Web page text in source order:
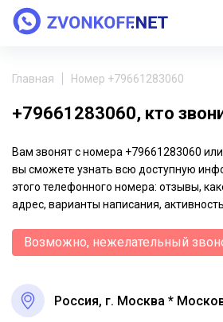
Главная Номер +79661283060
+79661283060, кто
Вам звонят с номера +79661283060
вы сможете узнать всю доступную
этого телефонного номера: отзывы,
адрес, варианты написания,
Возможно, нежелательный
Россия, г. Москва *